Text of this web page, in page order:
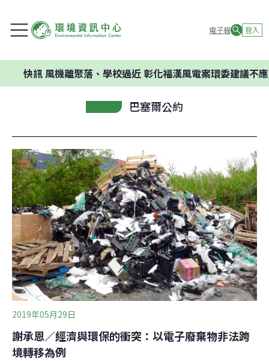
電子報 登入
風機離聚落、學校過近 彰化福漢風電案環委建議不應開發
巴塞爾公約
2019年05月29日
謝承恩／經濟與環保的衝突：以電子廢棄物非法跨
境轉移為例